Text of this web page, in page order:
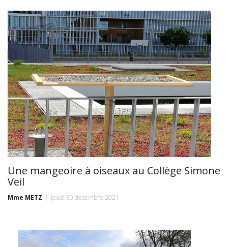
Une mangeoire à oiseaux au Collège Simone
Veil
Mme METZ jeudi 30 décembre 2021